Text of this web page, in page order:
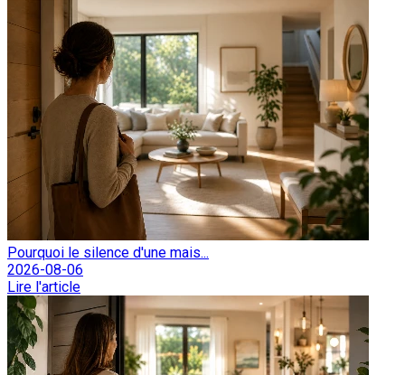
Pourquoi le silence d'une mais...
2026-08-06
Lire l'article